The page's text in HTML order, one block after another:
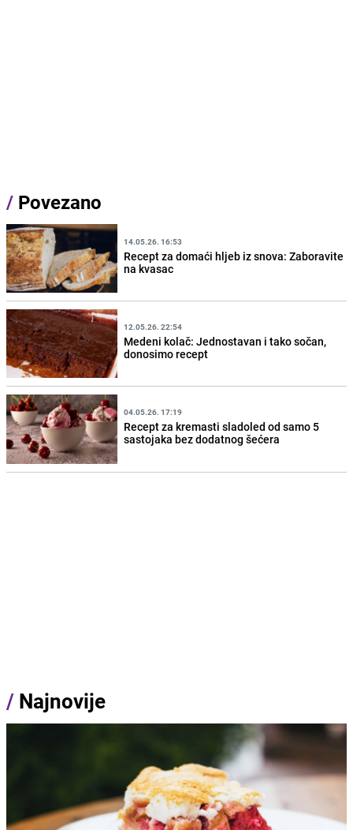
/ Povezano
14.05.26. 16:53
Recept za domaći hljeb iz snova: Zaboravite
na kvasac
12.05.26. 22:54
Medeni kolač: Jednostavan i tako sočan,
donosimo recept
04.05.26. 17:19
Recept za kremasti sladoled od samo 5
sastojaka bez dodatnog šećera
/ Najnovije